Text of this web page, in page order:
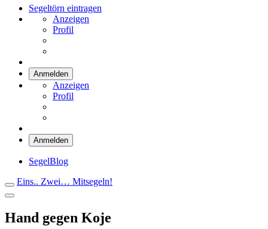
Segeltörn eintragen
Anzeigen
Profil
Anmelden
Anzeigen
Profil
Anmelden
SegelBlog
Eins.. Zwei… Mitsegeln!
Hand gegen Koje